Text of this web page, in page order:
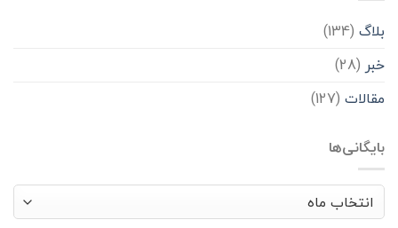
بلاگ (134)
خبر (28)
مقالات (127)
بایگانی‌ها
بایگانی‌ها